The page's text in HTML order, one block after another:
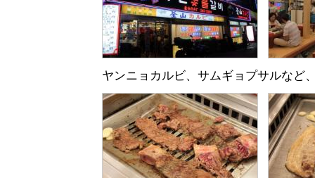
ヤンニョカルビ、サムギョプサルなど